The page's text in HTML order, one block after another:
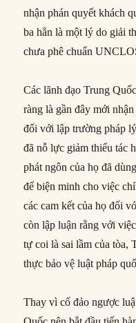
nhận phán quyết khách
ba hẳn là một lý do giải
chưa phê chuẩn
Các lãnh đạo Trung
ràng là gần đây mới
đối với lập trường pháp
đã nỗ lực giảm thiểu tác
phát ngôn của họ đã
để biện minh cho việc
các cam kết của họ đối
còn lập luận rằng với
tự coi là sai lầm của tòa,
thực bảo vệ luật pháp
Thay vì cố đảo ngược